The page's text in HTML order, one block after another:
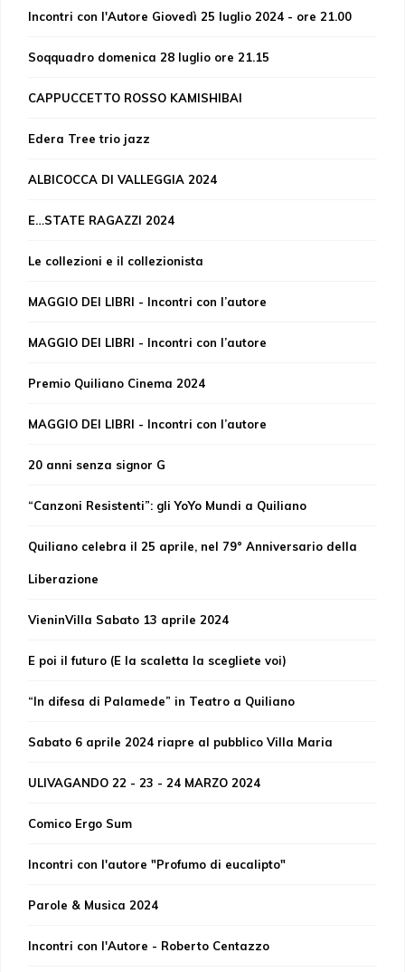
Incontri con l'Autore Giovedì 25 luglio 2024 - ore 21.00
Soqquadro domenica 28 luglio ore 21.15
CAPPUCCETTO ROSSO KAMISHIBAI
Edera Tree trio jazz
ALBICOCCA DI VALLEGGIA 2024
E…STATE RAGAZZI 2024
Le collezioni e il collezionista
MAGGIO DEI LIBRI - Incontri con l’autore
MAGGIO DEI LIBRI - Incontri con l’autore
Premio Quiliano Cinema 2024
MAGGIO DEI LIBRI - Incontri con l’autore
20 anni senza signor G
“Canzoni Resistenti”: gli YoYo Mundi a Quiliano
Quiliano celebra il 25 aprile, nel 79° Anniversario della
Liberazione
VieninVilla Sabato 13 aprile 2024
E poi il futuro (E la scaletta la scegliete voi)
“In difesa di Palamede” in Teatro a Quiliano
Sabato 6 aprile 2024 riapre al pubblico Villa Maria
ULIVAGANDO 22 - 23 - 24 MARZO 2024
Comico Ergo Sum
Incontri con l'autore "Profumo di eucalipto"
Parole & Musica 2024
Incontri con l'Autore - Roberto Centazzo